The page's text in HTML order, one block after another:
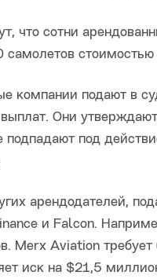
что сотни
самолетов
компании подают в
Они
подпадают под
арендодателей,
и Falcon.
Merx Aviation
иск на $21,5